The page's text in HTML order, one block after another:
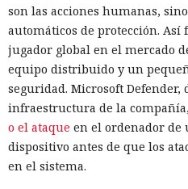
son las acciones humanas,
automáticos de protección.
jugador global en el mercado
equipo distribuido y un
seguridad. Microsoft Defender,
infraestructura de la
o el ataque en el ordenador de
dispositivo antes de que los
en el sistema.